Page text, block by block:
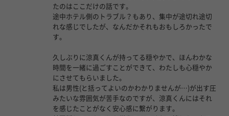
たのはここだけの話です。
途中ホテル側のトラブル？もあり、集中が途切れ途切
れな感じでしたが、なんだかそれもおもしろかったで
す。
久しぶりに涼真くんが持ってる穏やかで、ほんわかな
時間を一緒に過ごすことができて、わたしも心穏やか
にさせてもらいました。
私は男性(と括ってよいのかわかりませんが…)が出す圧
みたいな雰囲気が苦手なのですが、涼真くんにはそれ
を感じたことがなく安心感に繋がります。